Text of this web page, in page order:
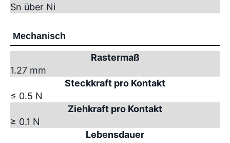
Sn über Ni
Mechanisch
Rastermaß
1.27 mm
Steckkraft pro Kontakt
≤ 0.5 N
Ziehkraft pro Kontakt
≥ 0.1 N
Lebensdauer